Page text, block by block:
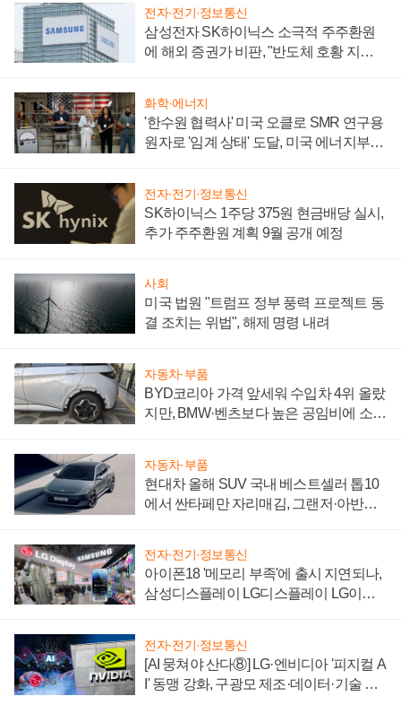
전자·전기·정보통신
삼성전자 SK하이닉스 소극적 주주환원
에 해외 증권가 비판, "반도체 호황 지속
화학·에너지
'한수원 협력사' 미국 오클로 SMR 연구용
원자로 '임계 상태' 도달, 미국 에너지부
전자·전기·정보통신
SK하이닉스 1주당 375원 현금배당 실시,
추가 주주환원 계획 9월 공개 예정
사회
미국 법원 "트럼프 정부 풍력 프로젝트 동
결 조치는 위법", 해제 명령 내려
자동차·부품
BYD코리아 가격 앞세워 수입차 4위 올랐
지만, BMW·벤츠보다 높은 공임비에 소비
자동차·부품
현대차 올해 SUV 국내 베스트셀러 톱10
에서 싼타페만 자리매김, 그랜저·아반떼
전자·전기·정보통신
아이폰18 '메모리 부족'에 출시 지연되나,
삼성디스플레이 LG디스플레이 LG이노
전자·전기·정보통신
[AI 뭉쳐야 산다⑧] LG·엔비디아 '피지컬 A
I' 동맹 강화, 구광모 제조·데이터·기술 결